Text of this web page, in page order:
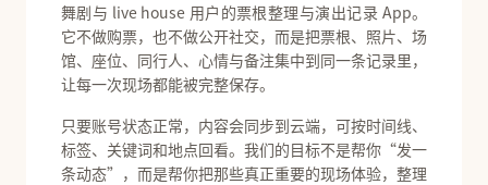
舞剧与 live house 用户的票根整理与演出记录 App。
它不做购票，也不做公开社交，而是把票根、照片、场
馆、座位、同行人、心情与备注集中到同一条记录里，
让每一次现场都能被完整保存。
只要账号状态正常，内容会同步到云端，可按时间线、
标签、关键词和地点回看。我们的目标不是帮你“发一
条动态”，而是帮你把那些真正重要的现场体验，整理